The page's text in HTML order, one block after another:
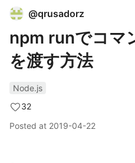
@qrusadorz
npm runでコマ
を渡す方法
Node.js
32
Posted at 2019-04-22